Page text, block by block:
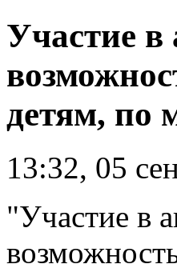
Участие
детям, по
13:32, 05
"Участие в